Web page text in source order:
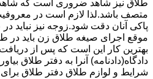
طلاق نیز شاهد ضروری است که شاهد
متصف باشد.لذا لازم است در
پاکی آنان دقت شود.زوجه نیز نباید در
موقع اجرای صیغه طلاق زن باید در
بهترین کار این است که پس از
دادگاه(دادنامه) آنرا به دفتر طلاق
شرایط و لوازم طلاق دفتر طلاق